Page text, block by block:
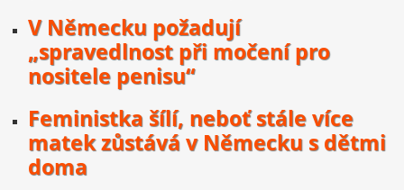
V Německu požadují
„spravedlnost při močení pro
nositele penisu“
Feministka šílí, neboť stále více
matek zůstává v Německu s dětmi
doma